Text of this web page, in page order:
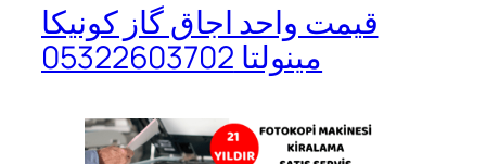
قیمت واحد اجاق گاز کونیکا
مینولتا 05322603702